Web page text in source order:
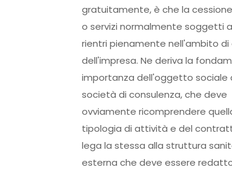
gratuitamente, è che la
o servizi normalmente soggetti
rientri pienamente nell'ambito di
dell'impresa. Ne deriva la
importanza dell'oggetto sociale
società di consulenza, che deve
ovviamente ricomprendere
tipologia di attività e del
lega la stessa alla struttura
esterna che deve essere